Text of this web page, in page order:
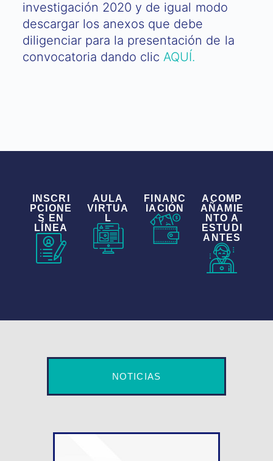
investigación 2020 y de igual modo
descargar los anexos que debe
diligenciar para la presentación de la
convocatoria dando clic AQUÍ.
INSCRI
PCIONE
S EN
LÍNEA
AULA
VIRTUA
L
FINANC
IACIÓN
ACOMP
AÑAMIE
NTO A
ESTUDI
ANTES
NOTICIAS